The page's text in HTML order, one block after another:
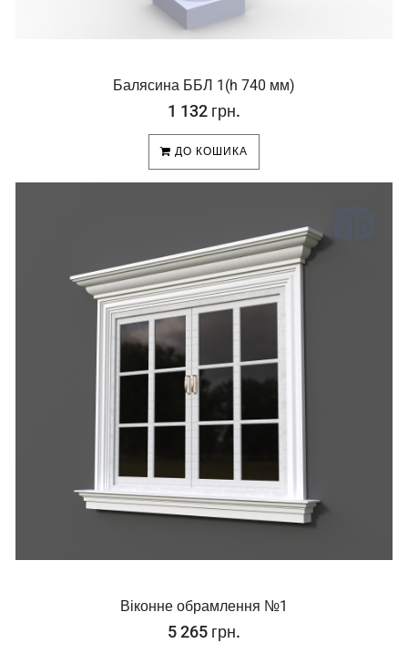
Балясина ББЛ 1(h 740 мм)
1 132 грн.
ДО КОШИКА
Віконне обрамлення №1
5 265 грн.